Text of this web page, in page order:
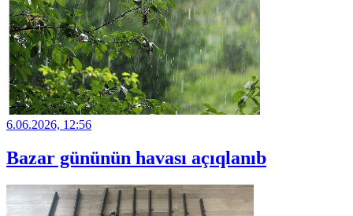
6.06.2026, 12:56
Bazar gününün havası açıqlanıb